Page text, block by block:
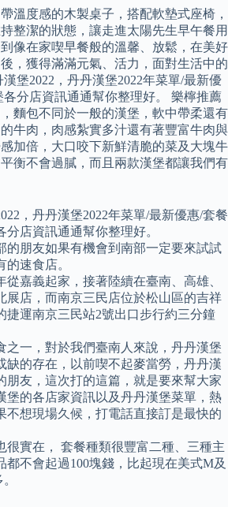
溫度感的木製桌子，搭配軟墊式座椅，
整潔的狀態，讓走進太陽先生早午餐用
像在家喫早餐般的溫馨、放鬆，在美好
，獲得滿滿元氣、活力，面對生活中的
堡2022，丹丹漢堡2022年菜單/最新優
分店資訊通通幫你整理好。 樂檸推薦
麵包不同於一般的漢堡，軟中帶柔還有
牛肉，肉感紮實多汁還有著豐富牛肉與
加倍，大口咬下新鮮清脆的菜及大塊牛
衡不會過膩，而且兩款漢堡都讓我們有
，丹丹漢堡2022年菜單/最新優惠/套餐
分店資訊通通幫你整理好。
的朋友如果有機會到南部一定要來試試
速食店。
從嘉義起家，接著陸續在臺南、高雄、
展店，而南京三民店位於松山區的吉祥
捷運南京三民站2號出口步行約三分鐘
之一，對於我們臺南人來說，丹丹漢堡
缺的存在，以前喫不起麥當勞，丹丹漢
朋友，這次打的這篇，就是要來幫大家
堡的各店家資訊以及丹丹漢堡菜單，熱
不想現場久候，打電話直接訂是最快的
很實在， 套餐種類很豐富二種、三種主
都不會起過100塊錢，比起現在美式M及